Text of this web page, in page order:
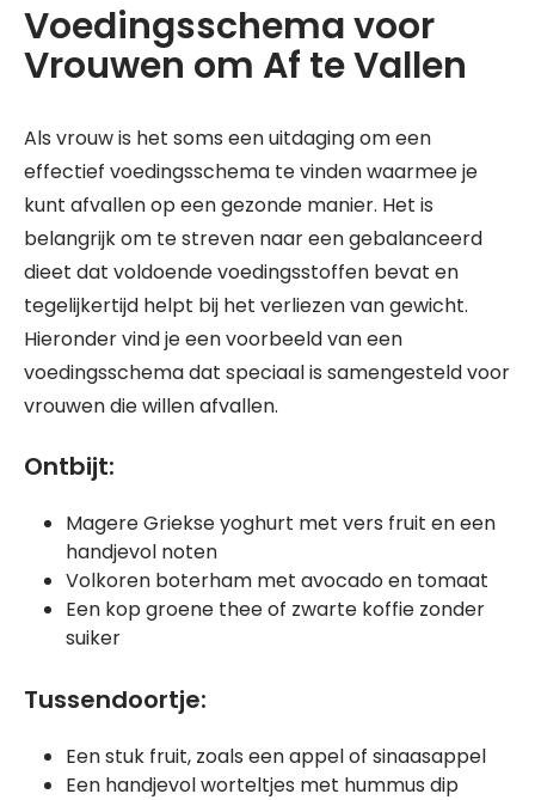
Voedingsschema voor
Vrouwen om Af te Vallen
Als vrouw is het soms een uitdaging om een
effectief voedingsschema te vinden waarmee je
kunt afvallen op een gezonde manier. Het is
belangrijk om te streven naar een gebalanceerd
dieet dat voldoende voedingsstoffen bevat en
tegelijkertijd helpt bij het verliezen van gewicht.
Hieronder vind je een voorbeeld van een
voedingsschema dat speciaal is samengesteld voor
vrouwen die willen afvallen.
Ontbijt:
Magere Griekse yoghurt met vers fruit en een
handjevol noten
Volkoren boterham met avocado en tomaat
Een kop groene thee of zwarte koffie zonder
suiker
Tussendoortje:
Een stuk fruit, zoals een appel of sinaasappel
Een handjevol worteltjes met hummus dip